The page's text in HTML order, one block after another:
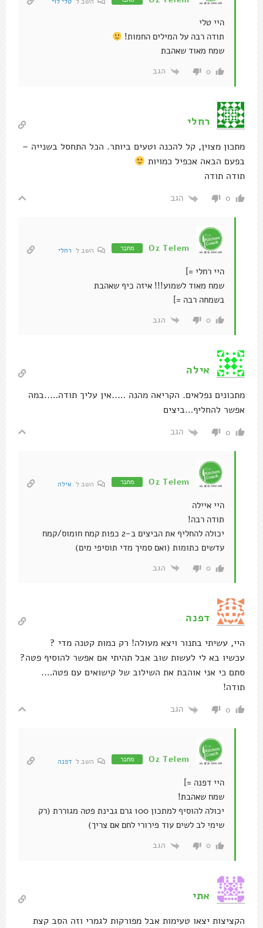
היי טלי
תודה רבה על המילים החמות!
שמח מאוד שאהבת
0 הגב
רחלי
מתכון מצוין, קל להכנה וטעים ביותר. הכל התחסל בשנייה –
בפעם הבאה אכפיל כמויות
תודה תודה
0 הגב
Oz Telem מחבר השב ל רחלי
היי רחלי =]
שמח מאוד לשמוע!!! איזה כיף שאהבת
בשמחה רבה =]
0 הגב
אילה
מתכונים נפלאים. הקריאה מהנה …..אין עליך תודה…..במה
אפשר להחליף…ביצים
0 הגב
Oz Telem מחבר השב ל אילה
היי איילה
תודה רבה!
יכולה להחליף את הביצים ב-2 כפות קמח חומוס/קמח
עדשים כתומות (ואם סמיך מדי תוסיפי מים)
0 הגב
דפנה
היי, עשיתי בתנור ויצא מעולה! רק כמות קטנה מדי ?
עכשיו בא לי לעשות שוב אבל תהיתי אם אפשר להוסיף פטה?
סתם כי אני אוהבת את השילוב של קישואים עם פטה….
תודה!
0 הגב
Oz Telem מחבר השב ל דפנה
היי דפנה =]
שמח שאהבת!
יכולה להוסיף למתכון 100 גרם גבינת פטה מגוררת (רק
שימי לב לשים עוד פירורי לחם אם צריך)
0 הגב
אתי
הקציצות יצאו טעימות אבל מפורקות לגמרי וזה הסב קצת